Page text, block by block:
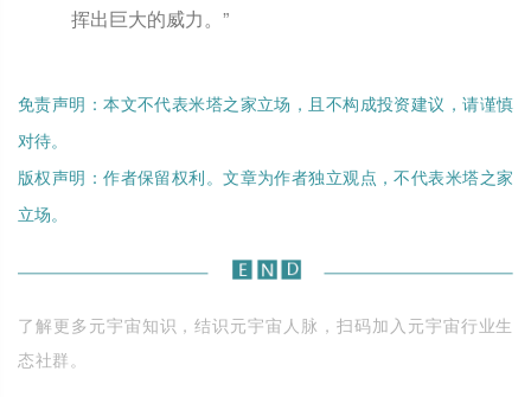
挥出巨大的威力。”
免责声明：本文不代表米塔之家立场，且不构成投资建议，请谨慎
对待。
版权声明：作者保留权利。文章为作者独立观点，不代表米塔之家
立场。
了解更多元宇宙知识，结识元宇宙人脉，扫码加入元宇宙行业生
态社群。